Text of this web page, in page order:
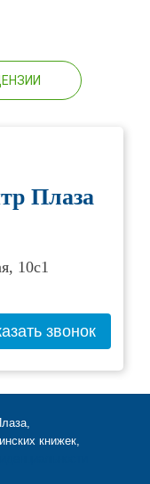
Плаза
10с1
звонок
книжек,